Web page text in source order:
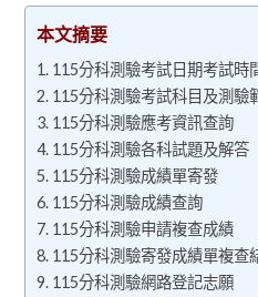
本文摘要
115分科測驗考試日期考試時
115分科測驗考試科目及測驗
115分科測驗應考資訊查詢
115分科測驗各科試題及解答
115分科測驗成績單寄發
115分科測驗成績查詢
115分科測驗申請複查成績
115分科測驗寄發成績單複查
115分科測驗網路登記志願